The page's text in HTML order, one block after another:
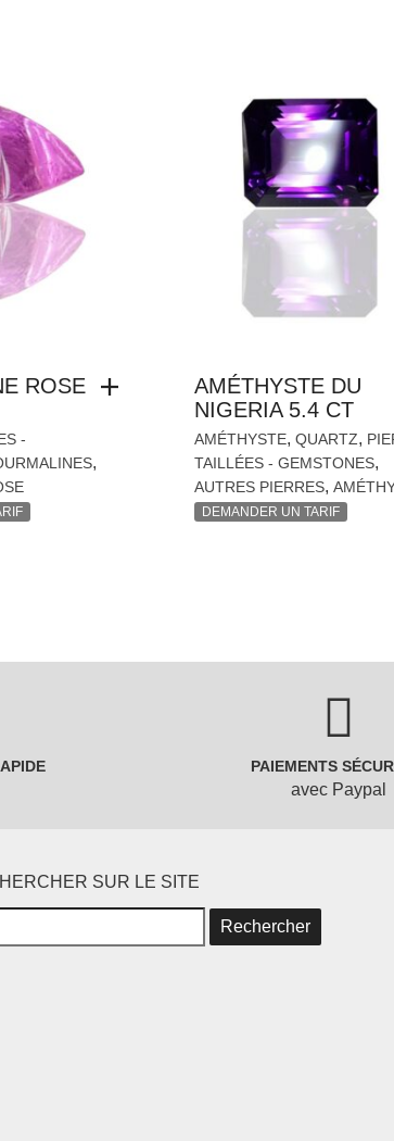
ROSE
-
,
AMÉTHYSTE DU
NIGERIA 5.4 CT
AMÉTHYSTE, QUARTZ,
TAILLÉES - GEMSTONES,
AUTRES PIERRES,
DEMANDER UN TARIF
PAIEMENTS
avec Paypal
SUR LE SITE